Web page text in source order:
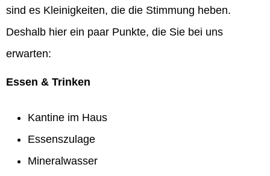
sind es Kleinigkeiten, die die Stimmung heben.
Deshalb hier ein paar Punkte, die Sie bei uns
erwarten:
Essen & Trinken
Kantine im Haus
Essenszulage
Mineralwasser